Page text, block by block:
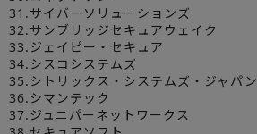
31.サイバーソリューションズ
32.サンブリッジセキュアウェイク
33.ジェイピー・セキュア
34.シスコシステムズ
35.シトリックス・システムズ・ジャパン
36.シマンテック
37.ジュニパーネットワークス